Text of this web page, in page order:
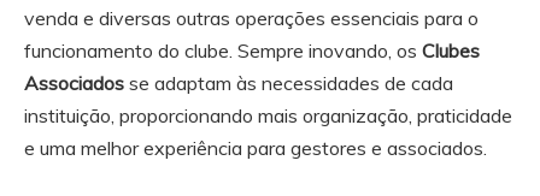
venda e diversas outras operações essenciais para o
funcionamento do clube. Sempre inovando, os Clubes
Associados se adaptam às necessidades de cada
instituição, proporcionando mais organização, praticidade
e uma melhor experiência para gestores e associados.